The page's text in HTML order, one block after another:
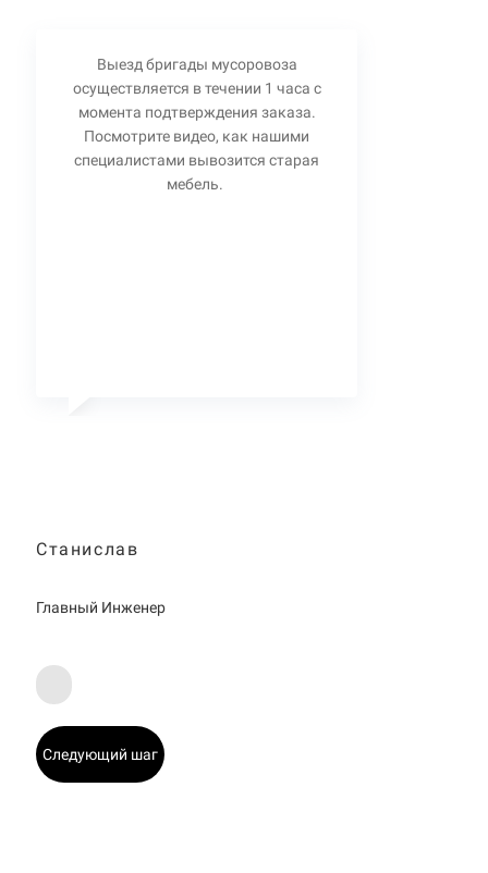
Выезд бригады мусоровоза
осуществляется в течении 1 часа с
момента подтверждения заказа.
Посмотрите видео, как нашими
специалистами вывозится старая
мебель.
Станислав
Главный Инженер
Следующий шаг